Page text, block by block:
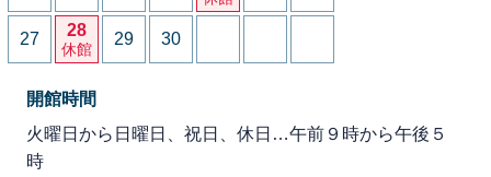
27 28
休館
29 30
開館時間
火曜日から日曜日、祝日、休日…午前９時から午後５
時